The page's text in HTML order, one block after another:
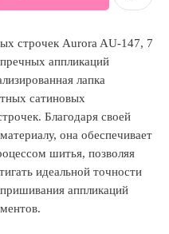
строчек Aurora AU-147, 7
аппликаций
лапка
сатиновых
Благодаря своей
она обеспечивает
шитья, позволяя
идеальной точности
аппликаций